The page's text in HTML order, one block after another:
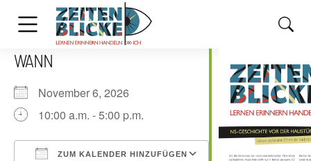
WANN
November 6, 2026
10:00 a.m. - 5:00 p.m.
ZUM KALENDER HINZUFÜGEN